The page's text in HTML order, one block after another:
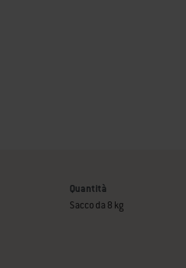
Quantità
Sacco da 8 kg